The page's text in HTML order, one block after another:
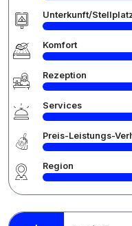
Unterkunft/
Komfort
Rezeption
Services
Preis-Leistungs-
Region